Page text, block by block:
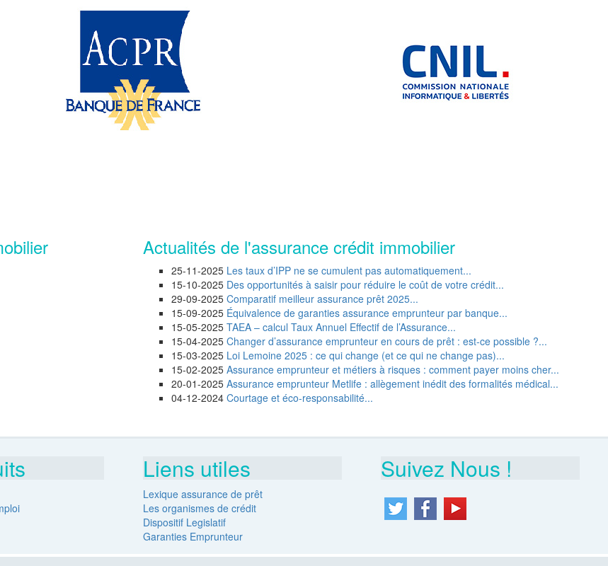
Actualités de l'assurance crédit immobilier
25-11-2025 Les taux d’IPP ne se cumulent pas automatiquement...
15-10-2025 Des opportunités à saisir pour réduire le coût de votre crédit...
29-09-2025 Comparatif meilleur assurance prêt 2025...
15-09-2025 Équivalence de garanties assurance emprunteur par banque...
15-05-2025 TAEA – calcul Taux Annuel Effectif de l’Assurance...
15-04-2025 Changer d’assurance emprunteur en cours de prêt : est-ce possible ?...
15-03-2025 Loi Lemoine 2025 : ce qui change (et ce qui ne change pas)...
15-02-2025 Assurance emprunteur et métiers à risques : comment payer moins cher...
20-01-2025 Assurance emprunteur Metlife : allègement inédit des formalités médical...
04-12-2024 Courtage et éco-responsabilité...
Liens utiles
Lexique assurance de prêt
Les organismes de crédit
Dispositif Legislatif
Garanties Emprunteur
Suivez Nous !